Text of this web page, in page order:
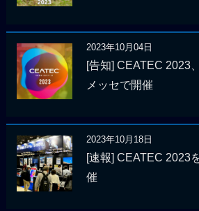
2023年10月04日
[告知] CEATEC 2023
メッセで開催
2023年10月18日
[速報] CEATEC 2023
催